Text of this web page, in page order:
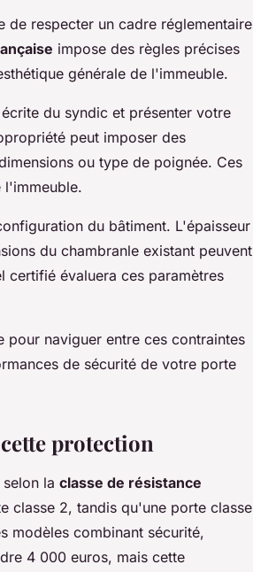
respecter un cadre réglementaire
impose des règles précises
générale de l'immeuble.
du syndic et présenter votre
peut imposer des
ou type de poignée. Ces
l'immeuble.
du bâtiment. L'épaisseur
du chambranle existant peuvent
certifié évaluera ces paramètres
pour naviguer entre ces contraintes
de sécurité de votre porte
protection
la classe de résistance
classe 2, tandis qu'une porte classe
modèles combinant sécurité,
4 000 euros, mais cette